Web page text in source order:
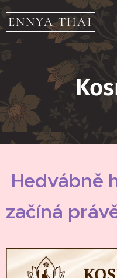
ENNYA THAI
Hedvábně
začíná